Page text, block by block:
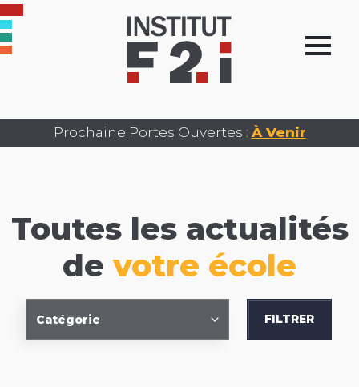
Prochaine Portes Ouvertes : À Venir
Toutes les actualités
devotre école